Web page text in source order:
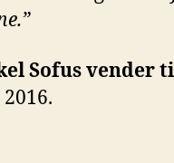
Sofus vender